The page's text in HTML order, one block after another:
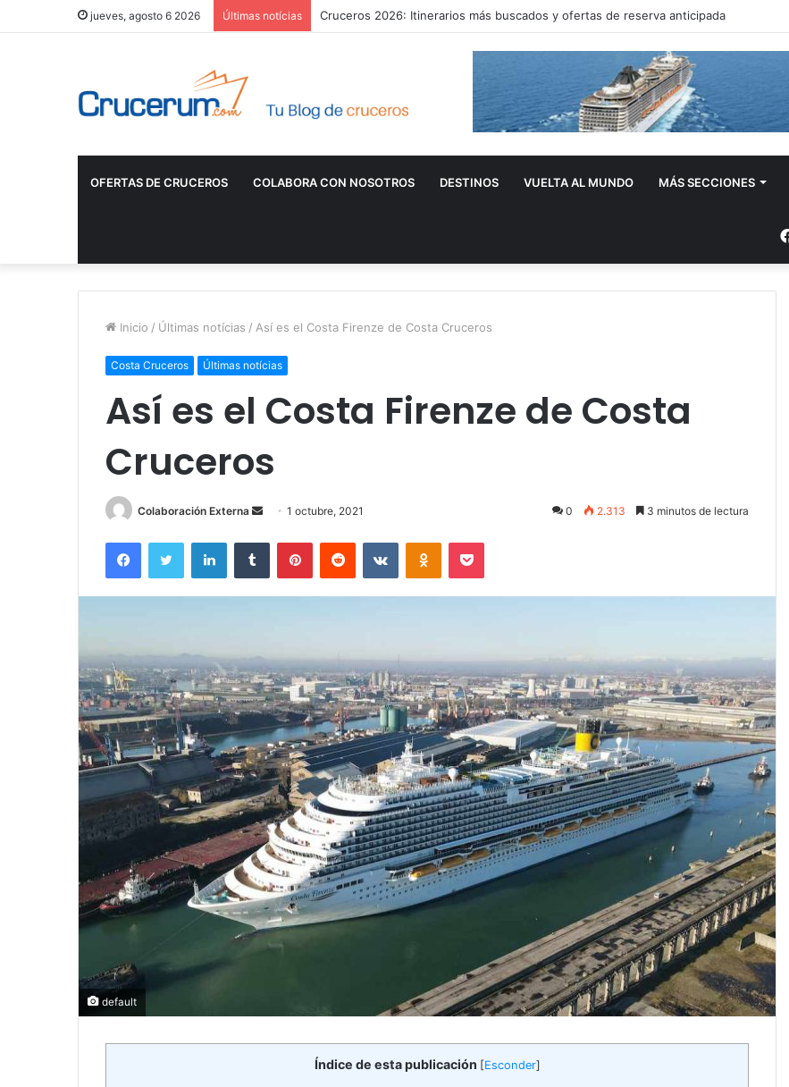
jueves, agosto 6 2026 Últimas notícias Cruceros 2026: Itinerarios más buscados y ofertas de reserva anticipada
OFERTAS DE CRUCEROS COLABORA CON NOSOTROS DESTINOS VUELTA AL MUNDO MÁS SECCIONES
Inicio / Últimas notícias / Así es el Costa Firenze de Costa Cruceros
Costa Cruceros Últimas notícias
Así es el Costa Firenze de Costa
Cruceros
Colaboración Externa
Send1 octubre, 2021 0 2.313 3 minutos de lectura
FacebookTwitter LinkedInTumblr PinterestReddit VKontakteOdnoklassniki
Pocket
default
Índice de esta publicación [Esconder]